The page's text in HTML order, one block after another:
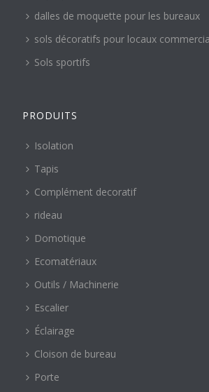
dalles de moquette pour les bureaux
sols décoratifs pour locaux
Sols sportifs
PRODUITS
Isolation
Tapis
Complément decoratif
rideau
Domotique
Ecomatériaux
Outils / Machinerie
Escalier
Éclairage
Cloison de bureau
Porte